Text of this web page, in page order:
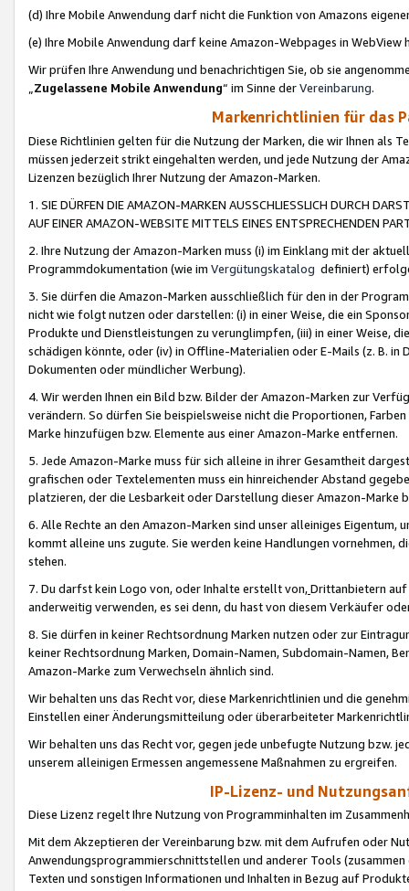
(d) Ihre Mobile Anwendung darf nicht die Funktion von Amazons
(e) Ihre Mobile Anwendung darf keine Amazon-Webpages in WebView
Wir prüfen Ihre Anwendung und benachrichtigen Sie, ob sie
„Zugelassene Mobile Anwendung“ im Sinne derVereinbarung.
Markenrichtlinien für das
Diese Richtlinien gelten für die Nutzung der Marken, die wir Ihnen als
müssen jederzeit strikt eingehalten werden, und jede Nutzung der
Lizenzen bezüglich Ihrer Nutzung der Amazon-Marken.
1. SIE DÜRFEN DIE AMAZON-MARKEN AUSSCHLIESSLICH DURCH
AUF EINER AMAZON-WEBSITE MITTELS EINES ENTSPRECHENDEN
2. Ihre Nutzung der Amazon-Marken muss (i) im Einklang mit der
Programmdokumentation (wie im Vergütungskatalog definiert)
3. Sie dürfen die Amazon-Marken ausschließlich für den in der
nicht wie folgt nutzen oder darstellen: (i) in einer Weise, die ein
Produkte und Dienstleistungen zu verunglimpfen, (iii) in einer Weise,
schädigen könnte, oder (iv) in Offline-Materialien oder E-Mails (z. B. in
Dokumenten oder mündlicher Werbung).
4. Wir werden Ihnen ein Bild bzw. Bilder der Amazon-Marken zur
verändern. So dürfen Sie beispielsweise nicht die Proportionen,
Marke hinzufügen bzw. Elemente aus einer Amazon-Marke entfernen.
5. Jede Amazon-Marke muss für sich alleine in ihrer Gesamtheit
grafischen oder Textelementen muss ein hinreichender Abstand
platzieren, der die Lesbarkeit oder Darstellung dieser Amazon-Marke
6. Alle Rechte an den Amazon-Marken sind unser alleiniges
kommt alleine uns zugute. Sie werden keine Handlungen vornehmen,
stehen.
7. Du darfst kein Logo von, oder Inhalte erstellt von,Drittanbietern auf
anderweitig verwenden, es sei denn, du hast von diesem Verkäufer
8. Sie dürfen in keiner Rechtsordnung Marken nutzen oder zur
keiner Rechtsordnung Marken, Domain-Namen, Subdomain-Namen,
Amazon-Marke zum Verwechseln ähnlich sind.
Wir behalten uns das Recht vor, diese Markenrichtlinien und die
Einstellen einer Änderungsmitteilung oder überarbeiteter
Wir behalten uns das Recht vor, gegen jede unbefugte Nutzung bzw.
unserem alleinigen Ermessen angemessene Maßnahmen zu ergreifen.
IP-Lizenz- und
Diese Lizenz regelt Ihre Nutzung von Programminhalten im
Mit dem Akzeptieren der Vereinbarung bzw. mit dem Aufrufen oder
Anwendungsprogrammierschnittstellen und anderer Tools (zusammen
Texten und sonstigen Informationen und Inhalten in Bezug auf